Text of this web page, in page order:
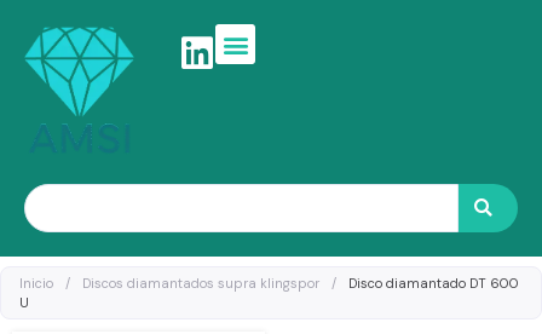
contenido
Search
Inicio / Discos diamantados supra klingspor /
Disco diamantado DT 600
U